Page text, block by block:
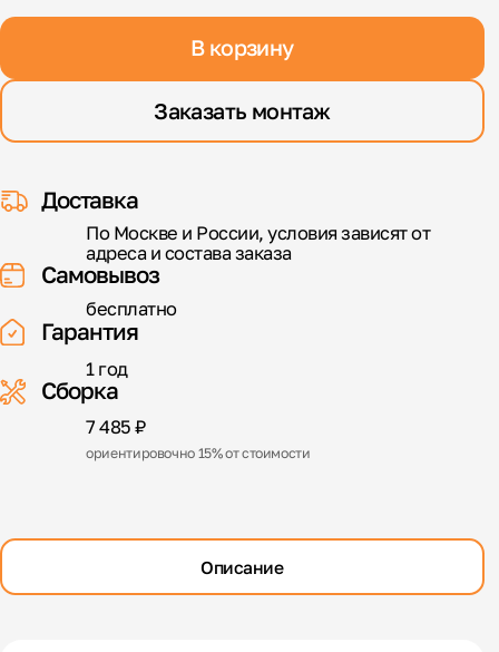
В корзину
Заказать монтаж
Доставка
По Москве и России, условия зависят от
адреса и состава заказа
Самовывоз
бесплатно
Гарантия
1 год
Сборка
7 485 ₽
ориентировочно 15% от стоимости
Описание